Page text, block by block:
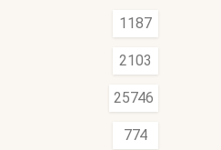
1187
2103
25746
774